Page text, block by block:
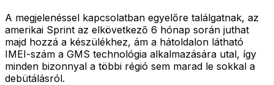
A megjelenéssel kapcsolatban egyelőre találgatnak, az
amerikai Sprint az elkövetkező 6 hónap során juthat
majd hozzá a készülékhez, ám a hátoldalon látható
IMEI-szám a GMS technológia alkalmazására utal, így
minden bizonnyal a többi régió sem marad le sokkal a
debütálásról.